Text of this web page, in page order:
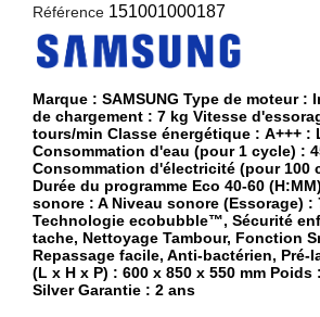
Référence 151001000187
Marque : SAMSUNG Type de moteur :
de chargement : 7 kg Vitesse
tours/min Classe énergétique : A+++ :
Consommation d'eau (pour 1 cycle) :
Consommation d'électricité (pour 100
Durée du programme Eco 40-60
sonore : A Niveau sonore (Essorage)
Technologie ecobubble™, Sécurité
tache, Nettoyage Tambour, Fonction
Repassage facile, Anti-bactérien, Pré-
(L x H x P) : 600 x 850 x 550 mm
Silver Garantie : 2 ans